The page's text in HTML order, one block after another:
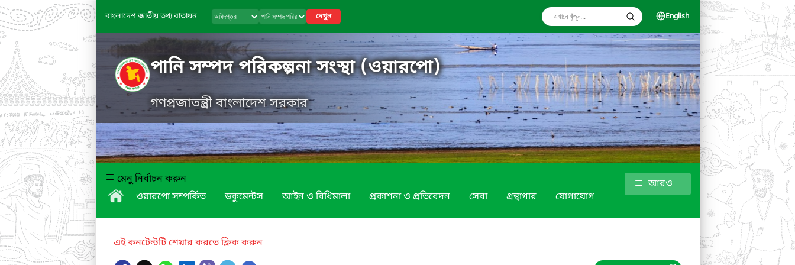
বাংলাদেশ জাতীয় তথ্য বাতায়ন দেখুন English
পানি সম্পদ পরিকল্পনা সংস্থা (ওয়ারপো)
গণপ্রজাতন্ত্রী বাংলাদেশ সরকার
মেনু নির্বাচন করুন
ওয়ারপো সম্পর্কিত
ডকুমেন্টস আইন ও বিধিমালা প্রকাশনা ও প্রতিবেদন সেবা গ্রন্থাগার যোগাযোগ
আরও
এই কনটেন্টটি শেয়ার করতে ক্লিক করুন